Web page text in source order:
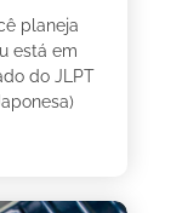
planeja
está em
do JLPT